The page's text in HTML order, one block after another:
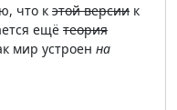
что к этой версии к
ещё теория
мир устроен на